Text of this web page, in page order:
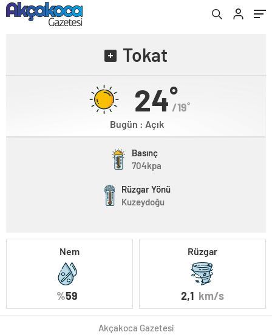
Tokat
24˚
/19˚
Bugün : Açık
Basınç
704kpa
Rüzgar Yönü
Kuzeydoğu
Nem
%59
Rüzgar
2,1 km/s
Akçakoca Gazetesi